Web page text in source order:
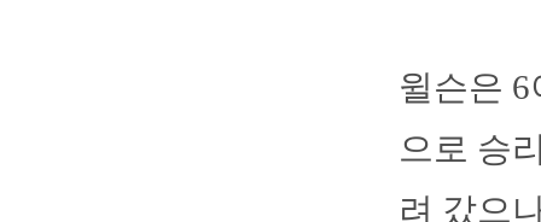
윌슨은
으로 승
려 갔으